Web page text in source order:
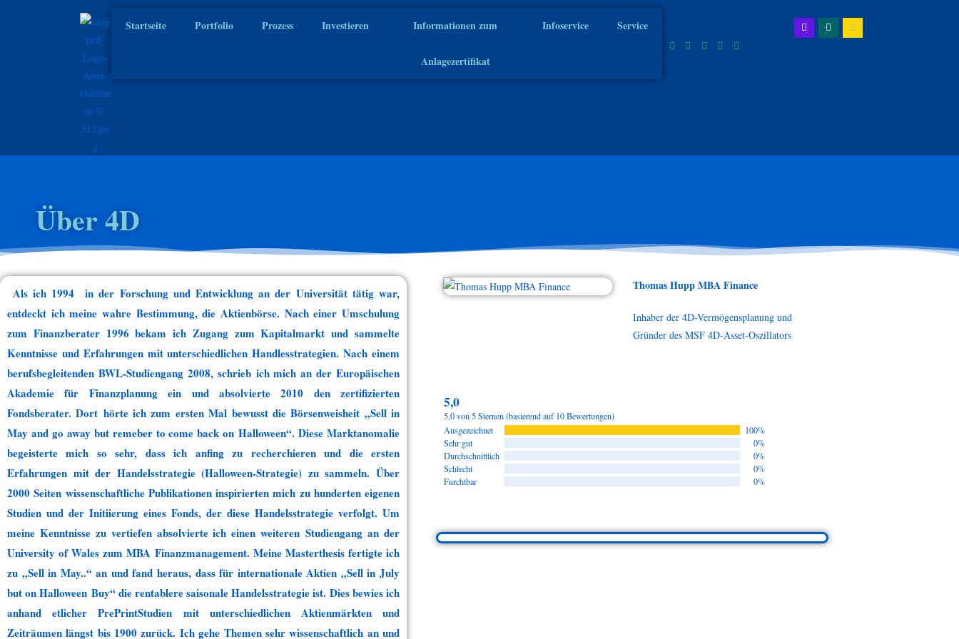
Startseite Portfolio Prozess Investieren Informationen zum
Anlagezertifikat
Infoservice Service
Über 4D
Als ich 1994 in der Forschung und Entwicklung an der Universität tätig war,
entdeckt ich meine wahre Bestimmung, die Aktienbörse. Nach einer Umschulung
zum Finanzberater 1996 bekam ich Zugang zum Kapitalmarkt und sammelte
Kenntnisse und Erfahrungen mit unterschiedlichen Handlesstrategien. Nach einem
berufsbegleitenden BWL-Studiengang 2008, schrieb ich mich an der Europäischen
Akademie für Finanzplanung ein und absolvierte 2010 den zertifizierten
Fondsberater. Dort hörte ich zum ersten Mal bewusst die Börsenweisheit „Sell in
May and go away but remeber to come back on Halloween“. Diese Marktanomalie
begeisterte mich so sehr, dass ich anfing zu recherchieren und die ersten
Erfahrungen mit der Handelsstrategie (Halloween-Strategie) zu sammeln. Über
2000 Seiten wissenschaftliche Publikationen inspirierten mich zu hunderten eigenen
Studien und der Initiierung eines Fonds, der diese Handelsstrategie verfolgt. Um
meine Kenntnisse zu vertiefen absolvierte ich einen weiteren Studiengang an der
University of Wales zum MBA Finanzmanagement. Meine Masterthesis fertigte ich
zu „Sell in May..“ an und fand heraus, dass für internationale Aktien „Sell in July
but on Halloween Buy“ die rentablere saisonale Handelsstrategie ist. Dies bewies ich
anhand etlicher PrePrintStudien mit unterschiedlichen Aktienmärkten und
Zeiträumen längst bis 1900 zurück. Ich gehe Themen sehr wissenschaftlich an und
Thomas Hupp MBA Finance
Inhaber der 4D-Vermögensplanung und
Gründer des MSF 4D-Asset-Oszillators
5,0
5,0 von 5 Sternen (basierend auf 10 Bewertungen)
Ausgezeichnet
100%
Sehr gut
0%
Durchschnittlich
0%
Schlecht
0%
Furchtbar
0%